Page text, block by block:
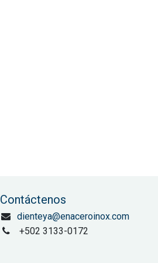
Contáctenos
dienteya@enaceroinox.com
+502 3133-0172